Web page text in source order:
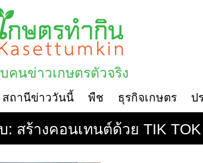
คนข่าวเกษตรตัวจริง
สถานีข่าววันนี้ พืช ธุรกิจเกษตร ป
: สร้างคอนเทนต์ด้วย TIK TOK